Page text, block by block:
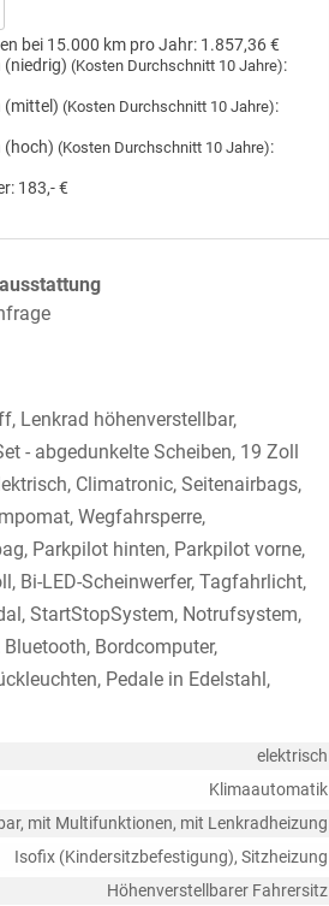
bei 15.000 km pro Jahr: 1.857,36 €
(niedrig)(Kosten Durchschnitt 10 Jahre):
(mittel)(Kosten Durchschnitt 10 Jahre):
(hoch)(Kosten Durchschnitt 10 Jahre):
183,- €
Lenkrad höhenverstellbar,
- abgedunkelte Scheiben, 19 Zoll
Climatronic, Seitenairbags,
Wegfahrsperre,
Parkpilot hinten, Parkpilot vorne,
Bi-LED-Scheinwerfer, Tagfahrlicht,
StartStopSystem, Notrufsystem,
Bordcomputer,
Pedale in Edelstahl,
elektrisch
Klimaautomatik
mit Multifunktionen, mit Lenkradheizung
Isofix (Kindersitzbefestigung), Sitzheizung
Höhenverstellbarer Fahrersitz